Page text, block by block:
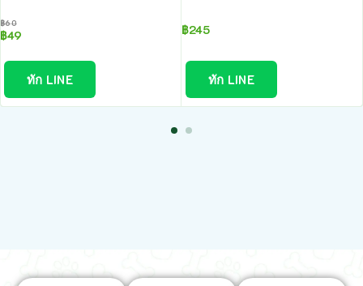
฿60
฿49
ทัก LINE
฿245
ทัก LINE